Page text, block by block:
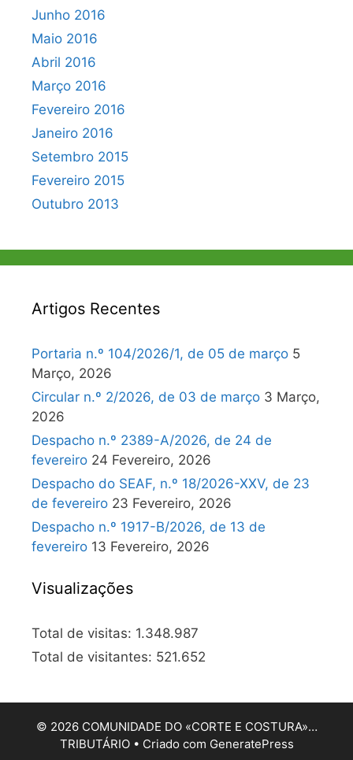
Junho 2016
Maio 2016
Abril 2016
Março 2016
Fevereiro 2016
Janeiro 2016
Setembro 2015
Fevereiro 2015
Outubro 2013
Artigos Recentes
Portaria n.º 104/2026/1, de 05 de março 5
Março, 2026
Circular n.º 2/2026, de 03 de março 3 Março,
2026
Despacho n.º 2389-A/2026, de 24 de
fevereiro 24 Fevereiro, 2026
Despacho do SEAF, n.º 18/2026-XXV, de 23
de fevereiro 23 Fevereiro, 2026
Despacho n.º 1917-B/2026, de 13 de
fevereiro 13 Fevereiro, 2026
Visualizações
Total de visitas: 1.348.987
Total de visitantes: 521.652
© 2026 COMUNIDADE DO «CORTE E COSTURA»…
TRIBUTÁRIO• Criado com GeneratePress